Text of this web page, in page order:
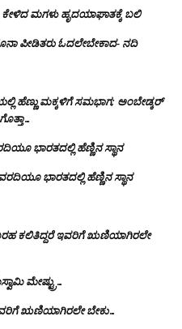
ಮಗಳು ಹೃದಯಾಘಾತಕ್ಕೆ ಬಲಿ
ಪೀಡಿತರು ಓದಲೇಬೇಕಾದ- ನದಿ
ಹೆಣ್ಣು ಮಕ್ಕಳಿಗೆ ಸಮಭಾಗ; ಅಂಬೇಡ್ಕರ್
ಭಾರತದಲ್ಲಿ ಹೆಣ್ಣಿನ ಸ್ಥಾನ‌
ಭಾರತದಲ್ಲಿ ಹೆಣ್ಣಿನ ಸ್ಥಾನ‌
ಕಲಿತಿದ್ದರೆ ಇವರಿಗೆ ಋಣಿಯಾಗಿರಲೇ
ಮೇಷ್ಟ್ರು…
ಋಣಿಯಾಗಿರಲೇ ಬೇಕು…